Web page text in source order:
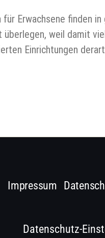
Erwachsene finden
weil damit
Einrichtungen
Impressum
Datenschutz-